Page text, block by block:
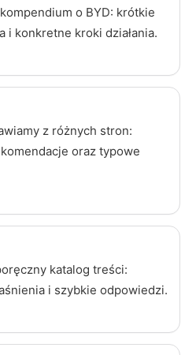
o BYD: krótkie
konkretne kroki działania.
z różnych stron:
oraz typowe
katalog treści:
i szybkie odpowiedzi.